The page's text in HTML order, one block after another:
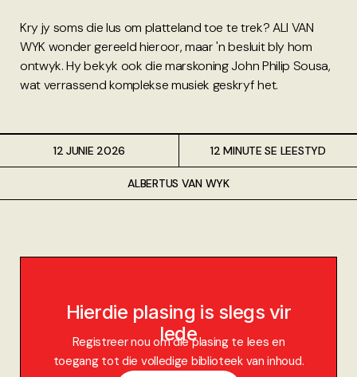
Kry jy soms die lus om platteland toe te trek? ALI VAN
WYK wonder gereeld hieroor, maar 'n besluit bly hom
ontwyk. Hy bekyk ook die marskoning John Philip Sousa,
wat verrassend komplekse musiek geskryf het.
12 JUNIE 2026
ALBERTUS VAN WYK
12 MINUTE SE LEESTYD
Hierdie plasing is slegs vir
lede
Registreer nou om die plasing te lees en
toegang tot die volledige biblioteek van inhoud.